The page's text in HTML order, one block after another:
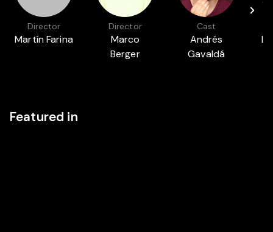
Director
Martín Farina
Director
Marco
Berger
Cast
Andrés
Gavaldá
Featured in